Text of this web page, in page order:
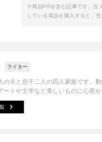
※商品PRを含む記事です。当
している商品を購入すると、
ライター
の夫と息子二人の四人家族です。
ートや文学など美しいものに心惹か